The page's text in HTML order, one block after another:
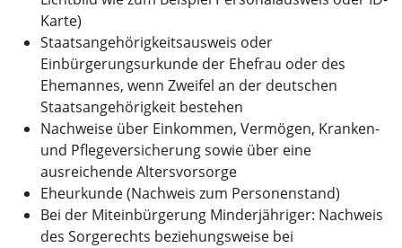
Karte)
Staatsangehörigkeitsausweis oder
Einbürgerungsurkunde der Ehefrau oder des
Ehemannes, wenn Zweifel an der deutschen
Staatsangehörigkeit bestehen
Nachweise über Einkommen, Vermögen, Kranken-
und Pflegeversicherung sowie über eine
ausreichende Altersvorsorge
Eheurkunde (Nachweis zum Personenstand)
Bei der Miteinbürgerung Minderjähriger: Nachweis
des Sorgerechts beziehungsweise bei